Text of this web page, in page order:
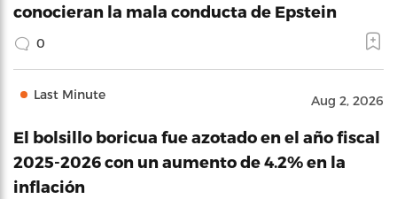
conocieran la mala conducta de Epstein
0
Last Minute Aug 2, 2026
El bolsillo boricua fue azotado en el año fiscal
2025-2026 con un aumento de 4.2% en la
inflación